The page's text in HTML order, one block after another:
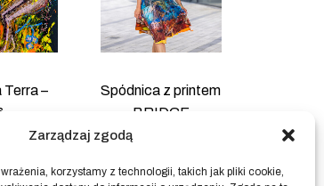
Zarządzaj zgodą
korzystamy z technologii, takich jak pliki cookie,
Terra –
Spódnica z printem
BRIDGE
385.00